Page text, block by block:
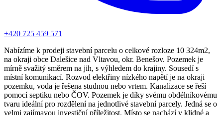
+420 725 459 571
Nabízíme k prodeji stavební parcelu o celkové rozloze 10 324m2,
na okraji obce Dalešice nad Vltavou, okr. Benešov. Pozemek je
mírně svažitý směrem na jih, s výhledem do krajiny. Sousedí s
místní komunikací. Rozvod elektřiny nízkého napětí je na okraji
pozemku, voda je řešena studnou nebo vrtem. Kanalizace se řeší
pomocí septiku nebo ČOV. Pozemek je díky svému obdélníkovému
tvaru ideální pro rozdělení na jednotlivé stavební parcely. Jedná se o
velmi zajímavou investiční příležitost. Místo se nachází v klidné a